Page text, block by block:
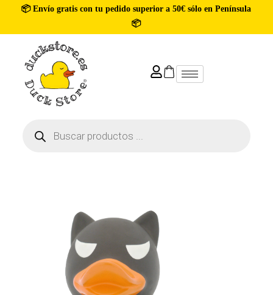
📦 Envío gratis con tu pedido superior a 50€ sólo en Península
📦